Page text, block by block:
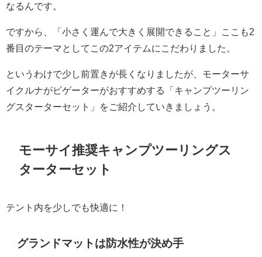
なるんです。
ですから、「小さく運んで大きく展開できること」ここも2
番目のテーマとしてこの2アイテムにこだわりました。
というわけで少し前置きが長くなりましたが、モーターサ
イクルナがビゲーターがおすすめする「キャンプツーリン
グスターターセット」をご紹介していきましょう。
モーサイ推奨キャンプツーリングス
ターターセット
テント内を少しでも快適に！
グランドマットは防水性が決め手